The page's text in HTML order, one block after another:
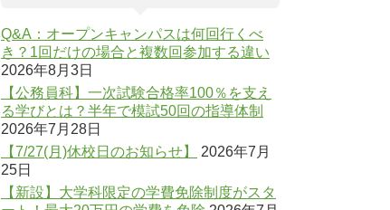
Q&A：オープンキャンパスは何回行くべ
き？1回だけの場合と複数回参加する違い
2026年8月3日
【公務員科】一次試験合格率100％を支え
る学びとは？半年で模試50回の指導体制
2026年7月28日
【7/27(月)休校日のお知らせ】
2026年7月
25日
【新設】大学科限定の学費免除制度がスタ